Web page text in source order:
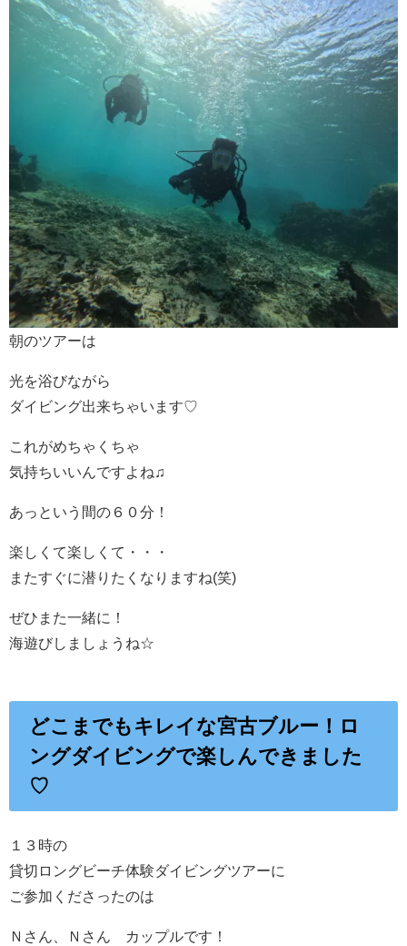
朝のツアーは
光を浴びながら
ダイビング出来ちゃいます♡
これがめちゃくちゃ
気持ちいいんですよね♫
あっという間の６０分！
楽しくて楽しくて・・・
またすぐに潜りたくなりますね(笑)
ぜひまた一緒に！
海遊びしましょうね☆
どこまでもキレイな宮古ブルー！ロ
ングダイビングで楽しんできました
♡
１３時の
貸切ロングビーチ体験ダイビングツアーに
ご参加くださったのは
Ｎさん、Ｎさん カップルです！